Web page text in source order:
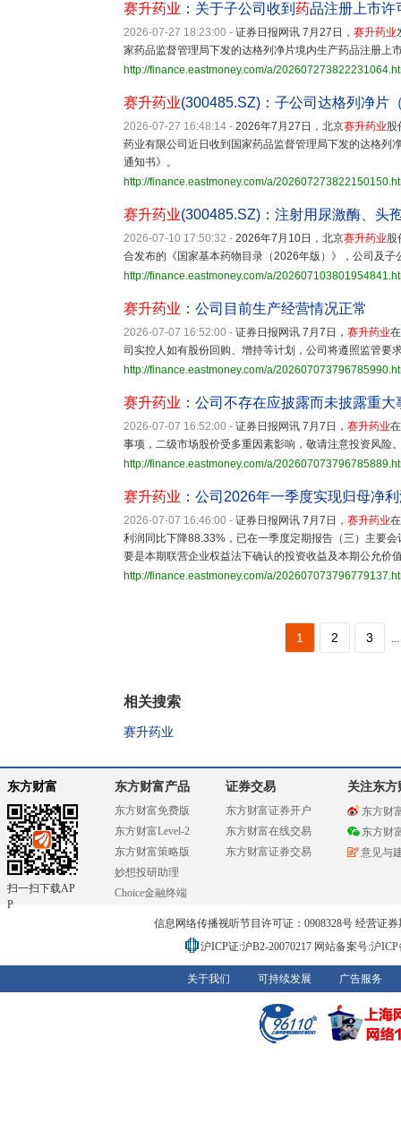
赛升药业 ：关于子公司收到 药品注册上市许
2026-07-27 18:23:00 - 证券日报网讯 7月27日， 赛升药业
家药品监督管理局下发的达格列净片境内生产药品注册上
http://finance.eastmoney.com/a/
赛升药业(300485.SZ)：子公司达格列净片
2026-07-27 16:48:14 - 2026年7月27日，北京赛升药业股
药业有限公司近日收到国家药品监督管理局下发的达格
通知书》。
http://finance.eastmoney.com/a/
赛升药业(300485.SZ)：注射用尿激酶、头
2026-07-10 17:50:32 - 2026年7月10日，北京赛升药业股
合发布的《国家基本药物目录（2026年版）》，公司及子
http://finance.eastmoney.com/a/
赛升药业 ：公司目前生产经营情况正常
2026-07-07 16:52:00 - 证券日报网讯 7月7日， 赛升药业
司实控人如有股份回购、增持等计划，公司将遵照监管要
http://finance.eastmoney.com/a/
赛升药业 ：公司不存在应披露而未披露重大
2026-07-07 16:52:00 - 证券日报网讯 7月7日， 赛升药业
事项，二级市场股价受多重因素影响，敬请注意投资风险
http://finance.eastmoney.com/a/
赛升药业 ：公司2026年一季度实现归母净
2026-07-07 16:46:00 - 证券日报网讯 7月7日， 赛升药业
利润同比下降88.33%，已在一季度定期报告（三）主要
要是本期联营企业权益法下确认的投资收益及本期公允价
http://finance.eastmoney.com/a/
1 2 3 ...
相关搜索
赛升药业
东方财富
扫一扫下载AP
P
东方财富产品
东方财富免费版
东方财富Level-2
东方财富策略版
妙想投研助理
Choice金融终端
证券交易
东方财富证券开户
东方财富在线交易
东方财富证券交易
关注东方
东方财
东方财
意见与
信息网络传播视听节目许可证：0908328号 经营证
沪ICP证:沪B2-20070217 网站备案号:沪
关于我们 可持续发展 广告服务